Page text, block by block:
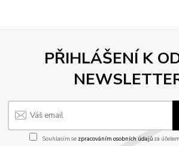
PŘIHLÁŠENÍ K
Souhlasím se zpracováním osobních údajůza